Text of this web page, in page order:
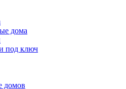
дома
под ключ
домов